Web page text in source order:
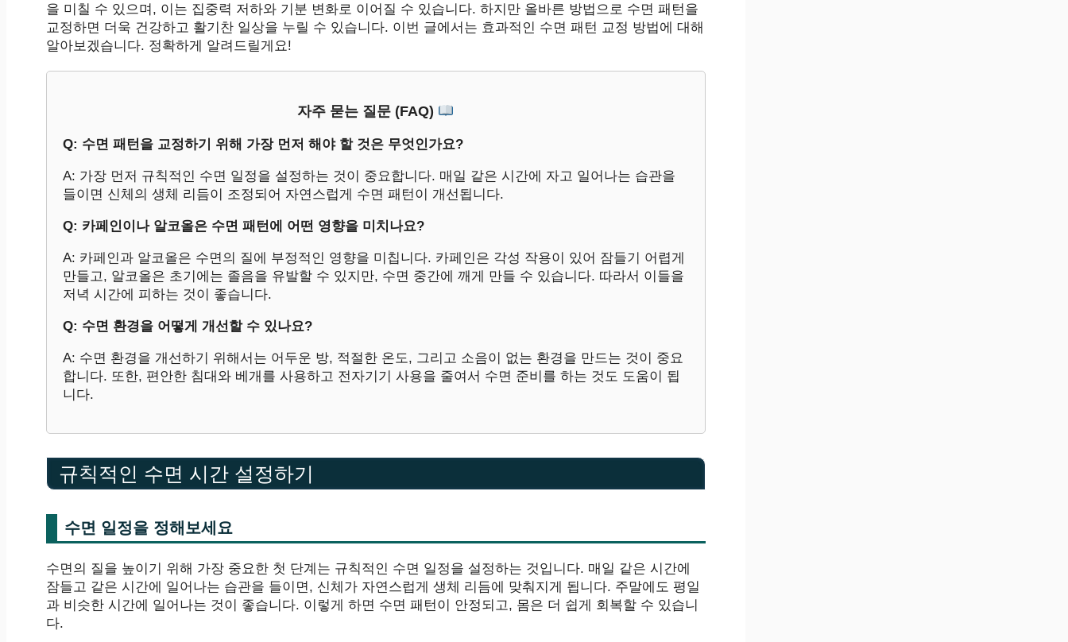
을 미칠 수 있으며, 이는 집중력 저하와 기분 변화로 이어질 수 있습니다. 하지만 올바른 방법으로 수면 패턴을
교정하면 더욱 건강하고 활기찬 일상을 누릴 수 있습니다. 이번 글에서는 효과적인 수면 패턴 교정 방법에 대해
알아보겠습니다. 정확하게 알려드릴게요!
자주 묻는 질문 (FAQ)
Q: 수면 패턴을 교정하기 위해 가장 먼저 해야 할 것은 무엇인가요?
A: 가장 먼저 규칙적인 수면 일정을 설정하는 것이 중요합니다. 매일 같은 시간에 자고 일어나는 습관을
들이면 신체의 생체 리듬이 조정되어 자연스럽게 수면 패턴이 개선됩니다.
Q: 카페인이나 알코올은 수면 패턴에 어떤 영향을 미치나요?
A: 카페인과 알코올은 수면의 질에 부정적인 영향을 미칩니다. 카페인은 각성 작용이 있어 잠들기 어렵게
만들고, 알코올은 초기에는 졸음을 유발할 수 있지만, 수면 중간에 깨게 만들 수 있습니다. 따라서 이들을
저녁 시간에 피하는 것이 좋습니다.
Q: 수면 환경을 어떻게 개선할 수 있나요?
A: 수면 환경을 개선하기 위해서는 어두운 방, 적절한 온도, 그리고 소음이 없는 환경을 만드는 것이 중요
합니다. 또한, 편안한 침대와 베개를 사용하고 전자기기 사용을 줄여서 수면 준비를 하는 것도 도움이 됩
니다.
규칙적인 수면 시간 설정하기
수면 일정을 정해보세요
수면의 질을 높이기 위해 가장 중요한 첫 단계는 규칙적인 수면 일정을 설정하는 것입니다. 매일 같은 시간에
잠들고 같은 시간에 일어나는 습관을 들이면, 신체가 자연스럽게 생체 리듬에 맞춰지게 됩니다. 주말에도 평일
과 비슷한 시간에 일어나는 것이 좋습니다. 이렇게 하면 수면 패턴이 안정되고, 몸은 더 쉽게 회복할 수 있습니
다.